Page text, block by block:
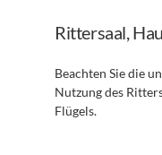
Rittersaal,
Beachten Sie die
Nutzung des
Flügels.